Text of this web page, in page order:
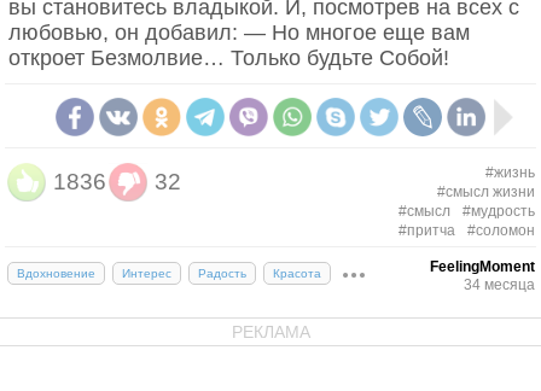
вы становитесь владыкой. И, посмотрев на всех с
любовью, он добавил: — Но многое еще вам
откроет Безмолвие… Только будьте Собой!
1836 32
#жизнь
#смысл жизни
#смысл
#мудрость
#притча
#соломон
Вдохновение Интерес Радость Красота
FeelingMoment
34 месяца
РЕКЛАМА